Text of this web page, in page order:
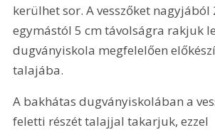
kerülhet sor. A vesszőket nagyjából
egymástól 5 cm távolságra rakjuk
dugványiskola megfelelően
talajába.
A bakhátas dugványiskolában a
feletti részét talajjal takarjuk, ezzel